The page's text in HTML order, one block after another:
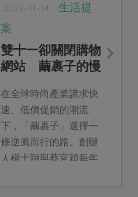
2025-11-14
生活提
案
雙十一卻關閉購物
網站 繭裹子的慢
在全球時尚產業講求快
速、低價促銷的潮流
下，「繭裹子」選擇一
條逆風而行的路。創辦
人楊士翔與蔡宜穎每年
印度、孟加拉、尼泊爾